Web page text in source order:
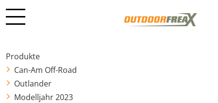
Produkte
Can-Am Off-Road
Outlander
Modelljahr 2023